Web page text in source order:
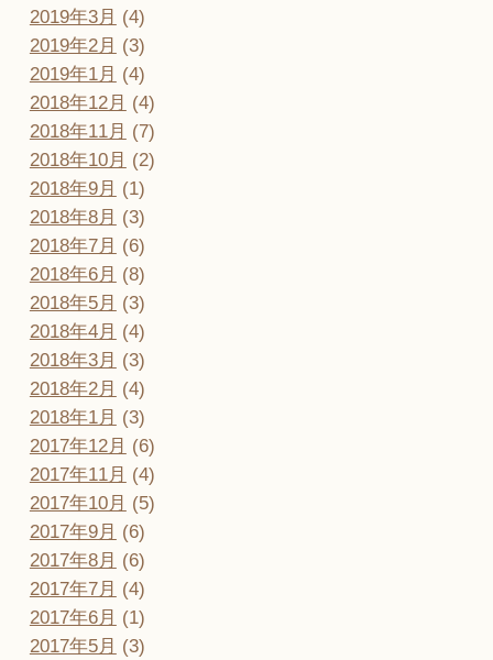
2019年3月 (4)
2019年2月 (3)
2019年1月 (4)
2018年12月 (4)
2018年11月 (7)
2018年10月 (2)
2018年9月 (1)
2018年8月 (3)
2018年7月 (6)
2018年6月 (8)
2018年5月 (3)
2018年4月 (4)
2018年3月 (3)
2018年2月 (4)
2018年1月 (3)
2017年12月 (6)
2017年11月 (4)
2017年10月 (5)
2017年9月 (6)
2017年8月 (6)
2017年7月 (4)
2017年6月 (1)
2017年5月 (3)